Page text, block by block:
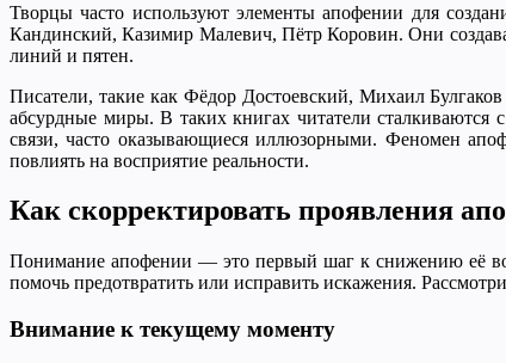
Творцы часто используют элементы апофении для
Кандинский, Казимир Малевич, Пётр Коровин. Они
линий и пятен.
Писатели, такие как Фёдор Достоевский, Михаил
абсурдные миры. В таких книгах читатели сталкиваются
связи, часто оказывающиеся иллюзорными. Феномен
повлиять на восприятие реальности.
Как скорректировать проявления
Понимание апофении — это первый шаг к снижению её
помочь предотвратить или исправить искажения.
Внимание к текущему моменту